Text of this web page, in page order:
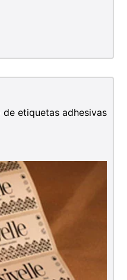
etiquetas adhesivas